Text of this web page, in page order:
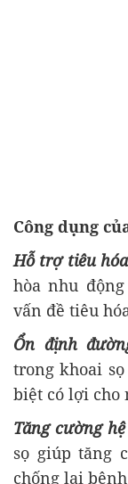
Công dụng
Hỗ trợ tiêu
hòa nhu
vấn đề tiêu
Ổn định
trong khoai
biệt có lợi cho
Tăng cường
sọ giúp tăng
chống lại